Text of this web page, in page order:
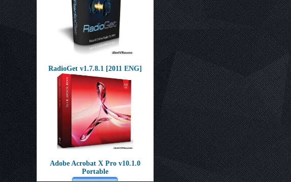
RadioGet v1.7.8.1 [2011 ENG]
Adobe Acrobat X Pro v10.1.0
Portable